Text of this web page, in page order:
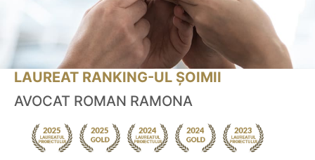
LAUREAT RANKING-UL ȘOIMII
AVOCAT ROMAN RAMONA